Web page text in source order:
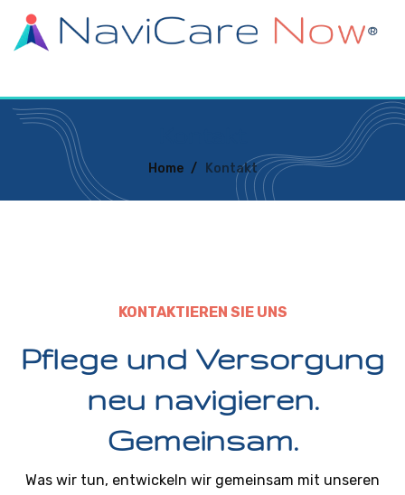
Home / Kontakt
KONTAKTIEREN SIE UNS
Pflege und Versorgung
neu navigieren.
Gemeinsam.
Was wir tun, entwickeln wir gemeinsam mit unseren